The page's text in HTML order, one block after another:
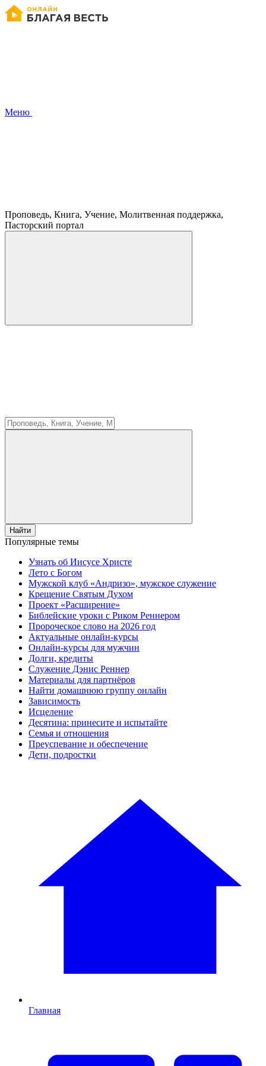
Меню
Проповедь, Книга, Учение, Молитвенная поддержка,
Пасторский портал
Найти
Популярные темы
Узнать об Иисусе Христе
Лето с Богом
Мужской клуб «Андризо», мужское служение
Крещение Святым Духом
Проект «Расширение»
Библейские уроки с Риком Реннером
Пророческое слово на 2026 год
Актуальные онлайн-курсы
Онлайн-курсы для мужчин
Долги, кредиты
Служение Дэнис Реннер
Материалы для партнёров
Найти домашнюю группу онлайн
Зависимость
Исцеление
Десятина: принесите и испытайте
Семья и отношения
Преуспевание и обеспечение
Дети, подростки
Главная